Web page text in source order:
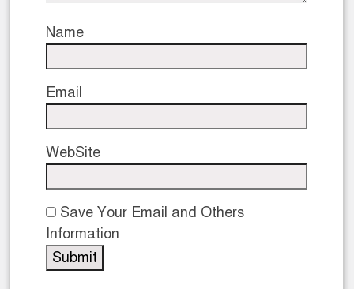
Name
Email
WebSite
Save Your Email and Others
Information